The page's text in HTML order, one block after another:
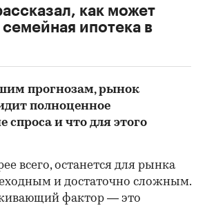
как может
ипотека в
прогнозам, рынок
полноценное
спроса и что для этого
всего, останется для рынка
и достаточно сложным.
фактор — это